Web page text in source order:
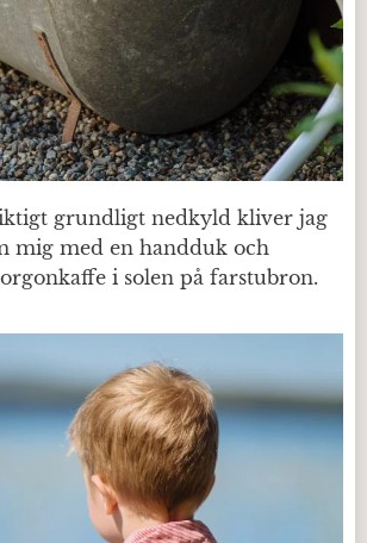
grundligt nedkyld kliver jag
mig med en handduk och
i solen på farstubron.